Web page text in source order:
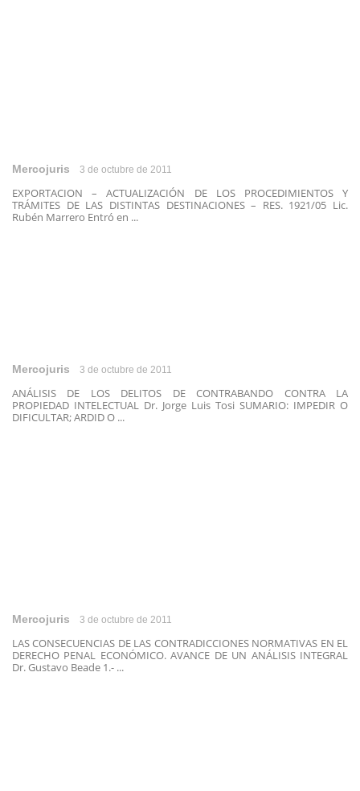
Mercojuris 3 de octubre de 2011
EXPORTACION – ACTUALIZACIÓN DE LOS PROCEDIMIENTOS Y
TRÁMITES DE LAS DISTINTAS DESTINACIONES – RES. 1921/05 Lic.
Rubén Marrero Entró en ...
Mercojuris 3 de octubre de 2011
ANÁLISIS DE LOS DELITOS DE CONTRABANDO CONTRA LA
PROPIEDAD INTELECTUAL Dr. Jorge Luis Tosi SUMARIO: IMPEDIR O
DIFICULTAR; ARDID O ...
Mercojuris 3 de octubre de 2011
LAS CONSECUENCIAS DE LAS CONTRADICCIONES NORMATIVAS EN EL
DERECHO PENAL ECONÓMICO. AVANCE DE UN ANÁLISIS INTEGRAL
Dr. Gustavo Beade 1.- ...